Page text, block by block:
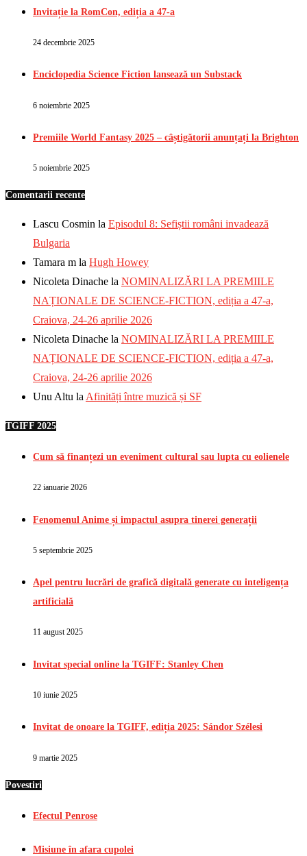
Invitație la RomCon, ediția a 47-a
24 decembrie 2025
Enciclopedia Science Fiction lansează un Substack
6 noiembrie 2025
Premiile World Fantasy 2025 – câștigătorii anunțați la Brighton
5 noiembrie 2025
Comentarii recente
Lascu Cosmin la Episodul 8: Sefiștii români invadează
Bulgaria
Tamara m la Hugh Howey
Nicoleta Dinache la NOMINALIZĂRI LA PREMIILE
NAȚIONALE DE SCIENCE-FICTION, ediția a 47-a,
Craiova, 24-26 aprilie 2026
Nicoleta Dinache la NOMINALIZĂRI LA PREMIILE
NAȚIONALE DE SCIENCE-FICTION, ediția a 47-a,
Craiova, 24-26 aprilie 2026
Unu Altu la Afinități între muzică și SF
TGIFF 2025
Cum să finanțezi un eveniment cultural sau lupta cu eolienele
22 ianuarie 2026
Fenomenul Anime și impactul asupra tinerei generații
5 septembrie 2025
Apel pentru lucrări de grafică digitală generate cu inteligența
artificială
11 august 2025
Invitat special online la TGIFF: Stanley Chen
10 iunie 2025
Invitat de onoare la TGIFF, ediția 2025: Sándor Szélesi
9 martie 2025
Povestiri
Efectul Penrose
Misiune în afara cupolei